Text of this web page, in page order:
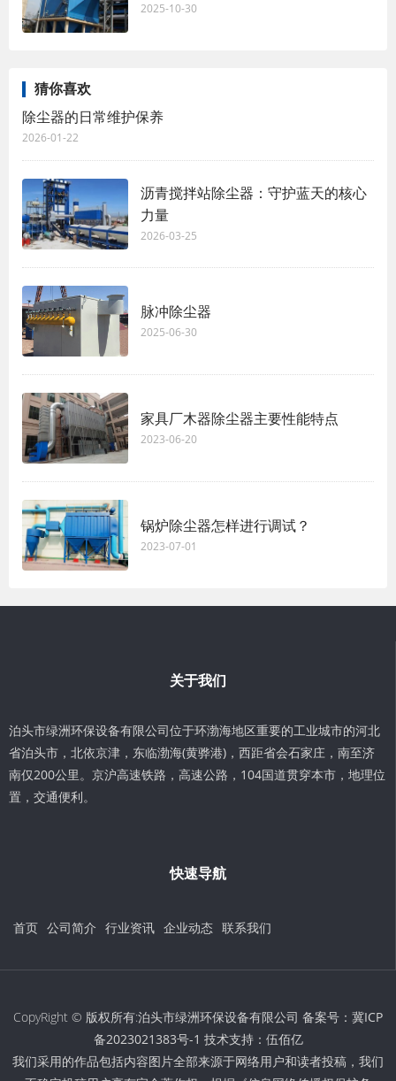
2025-10-30
猜你喜欢
除尘器的日常维护保养
2026-01-22
沥青搅拌站除尘器：守护蓝天的核心
力量
2026-03-25
脉冲除尘器
2025-06-30
家具厂木器除尘器主要性能特点
2023-06-20
锅炉除尘器怎样进行调试？
2023-07-01
关于我们
泊头市绿洲环保设备有限公司位于环渤海地区重要的工业城市的河北
省泊头市，北依京津，东临渤海(黄骅港)，西距省会石家庄，南至济
南仅200公里。京沪高速铁路，高速公路，104国道贯穿本市，地理位
置，交通便利。
快速导航
首页 公司简介 行业资讯 企业动态 联系我们
CopyRight © 版权所有:泊头市绿洲环保设备有限公司 备案号： 冀ICP
备2023021383号-1 技术支持： 伍佰亿
我们采用的作品包括内容图片全部来源于网络用户和读者投稿，我们